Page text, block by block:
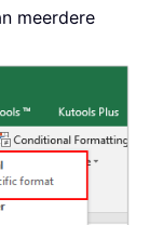
meerdere